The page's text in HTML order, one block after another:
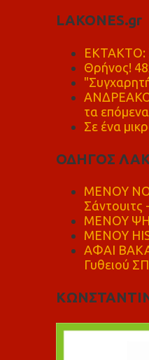
LAKONES.gr
ΕΚΤΑΚΤΟ:
Θρήνος!
τα
Σε ένα
ΟΔΗΓΟΣ
MENOY
Σάντουιτς
ΜΕΝΟΥ
ΜΕΝΟΥ
ΑΦΑΙ
Γυθειού